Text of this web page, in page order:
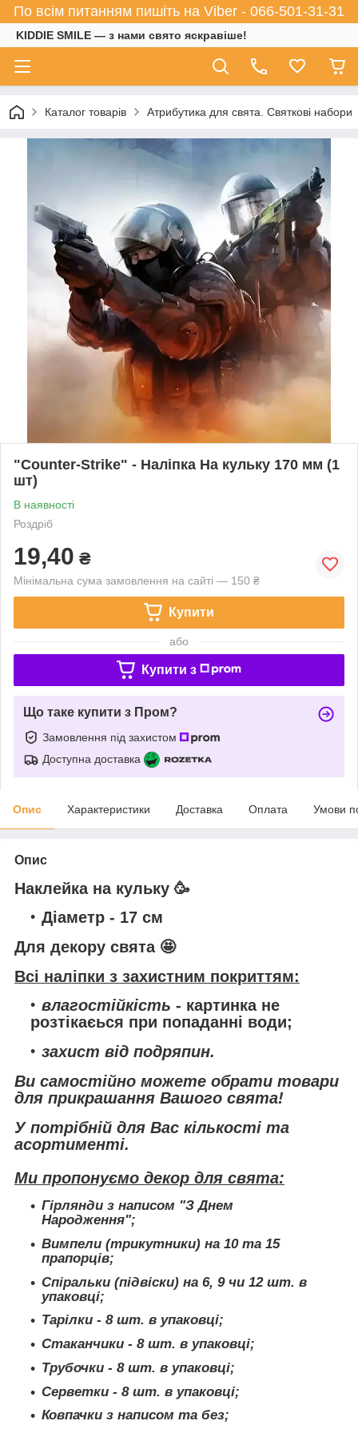
По всім питанням пишіть на Viber - 066-501-31-31
KIDDIE SMILE — з нами свято яскравіше!
Каталог товарів Атрибутика для свята. Святкові набори
"Counter-Strike" - Наліпка На кульку 170 мм (1
шт)
В наявності
Роздріб
19,40 ₴
Мінімальна сума замовлення на сайті — 150 ₴
Купити
або
Купити з
Що таке купити з Пром?
Замовлення під захистом
Доступна доставка
Опис Характеристики Доставка Оплата Умови
Опис
Наклейка на кульку 🥳
Діаметр - 17 см
Для декору свята 🤩
Всі наліпки з захистним покриттям:
влагостійкість - картинка не
розтікаєься при попаданні води;
захист від подряпин.
Ви самостійно можете обрати товари
для прикрашання Вашого свята!
У потрібній для Вас кількості та
асортименті.
Ми пропонуємо декор для свята:
Гірлянди з написом "З Днем
Народження";
Вимпели (трикутники) на 10 та 15
прапорців;
Спіральки (підвіски) на 6, 9 чи 12 шт. в
упаковці;
Тарілки - 8 шт. в упаковці;
Стаканчики - 8 шт. в упаковці;
Трубочки - 8 шт. в упаковці;
Серветки - 8 шт. в упаковці;
Ковпачки з написом та без;